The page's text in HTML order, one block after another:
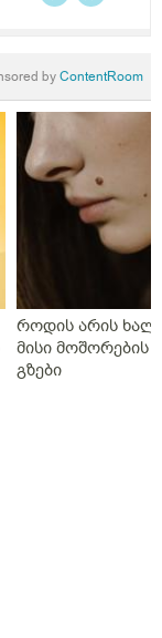
byContentRoom
როდის არის
მისი მოშორების
გზები